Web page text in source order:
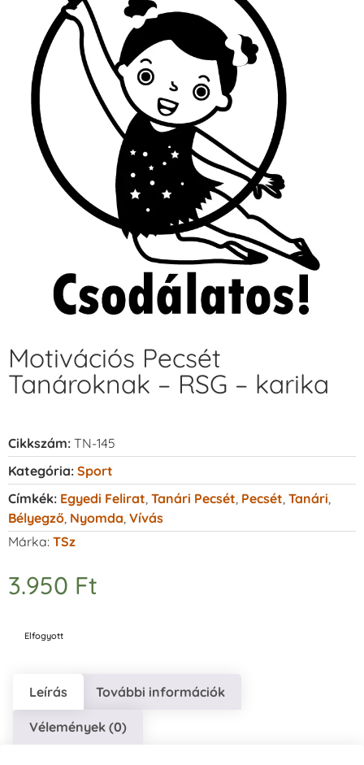
Motivációs Pecsét
Tanároknak – RSG – karika
Cikkszám: TN-145
Kategória: Sport
Címkék: Egyedi Felirat Tanári Pecsét Pecsét Tanári
Bélyegző Nyomda Vívás
Márka: TSz
3.950 Ft
Elfogyott
Leírás További információk
Vélemények (0)